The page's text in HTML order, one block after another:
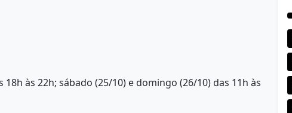
18h às 22h; sábado (25/10) e domingo (26/10) das 11h às